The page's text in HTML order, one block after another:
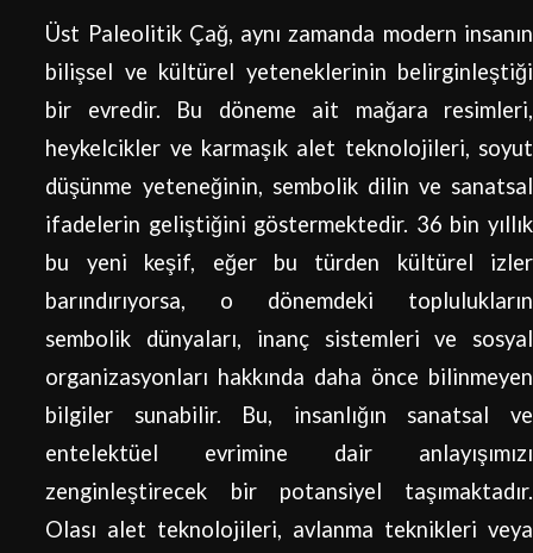
Üst Paleolitik Çağ, aynı zamanda modern insanın
bilişsel ve kültürel yeteneklerinin belirginleştiği
bir evredir. Bu döneme ait mağara resimleri,
heykelcikler ve karmaşık alet teknolojileri, soyut
düşünme yeteneğinin, sembolik dilin ve sanatsal
ifadelerin geliştiğini göstermektedir. 36 bin yıllık
bu yeni keşif, eğer bu türden kültürel izler
barındırıyorsa, o dönemdeki toplulukların
sembolik dünyaları, inanç sistemleri ve sosyal
organizasyonları hakkında daha önce bilinmeyen
bilgiler sunabilir. Bu, insanlığın sanatsal ve
entelektüel evrimine dair anlayışımızı
zenginleştirecek bir potansiyel taşımaktadır.
Olası alet teknolojileri, avlanma teknikleri veya